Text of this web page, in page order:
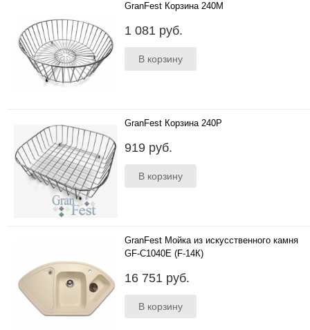
GranFest Корзина 240М
1 081 руб.
GranFest Корзина 240Р
919 руб.
GranFest Мойка из искусственного камня
GF-C1040E (F-14К)
терракот; Размер (мм):1040*570; Глубина
16 751 руб.